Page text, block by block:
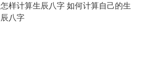
怎样计算生辰八字 如何计算自己的生
辰八字